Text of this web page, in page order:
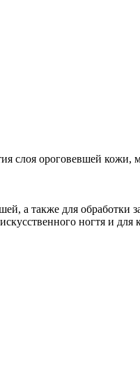
слоя ороговевшей
а также для обработки
ногтя и для